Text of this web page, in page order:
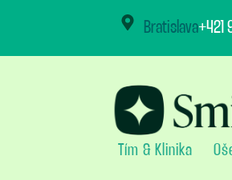
Bratislava+421
Tím & Klinika